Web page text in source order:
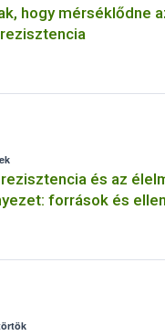
hogy mérséklődne
rezisztencia
rezisztencia és az
források és